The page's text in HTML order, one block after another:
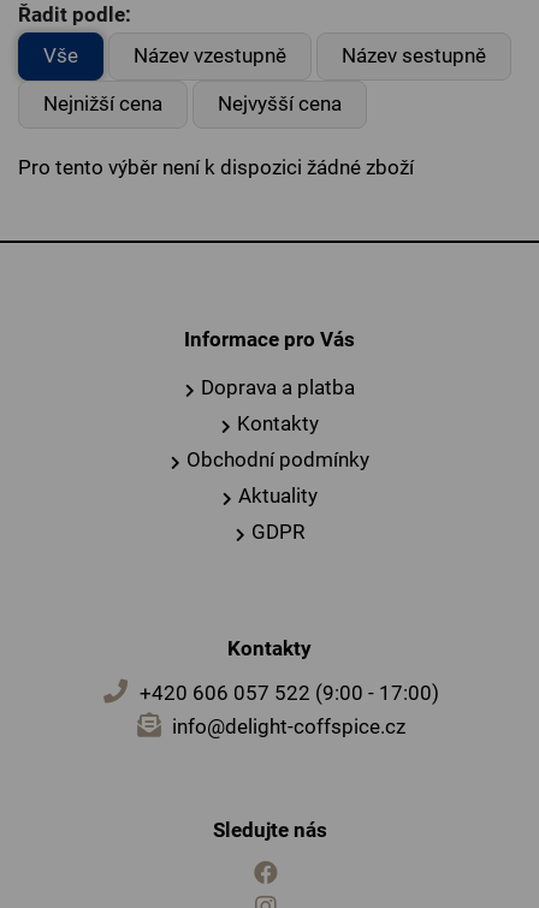
Řadit podle:
Vše
Název vzestupně
Název sestupně
Nejnižší cena
Nejvyšší cena
Pro tento výběr není k dispozici žádné zboží
Informace pro Vás
Doprava a platba
Kontakty
Obchodní podmínky
Aktuality
GDPR
Kontakty
+420 606 057 522 (9:00 - 17:00)
info@delight-coffspice.cz
Sledujte nás